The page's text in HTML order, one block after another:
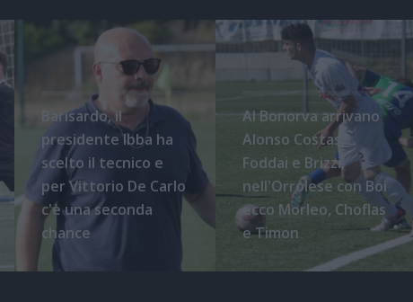
Barisardo, il
presidente Ibba ha
scelto il tecnico e
per Vittorio De Carlo
c'è una seconda
chance
Al Bonorva arrivano
Alonso Costas,
Foddai e Brizzi,
nell'Orrolese con Boi
ecco Morleo, Choflas
e Timon